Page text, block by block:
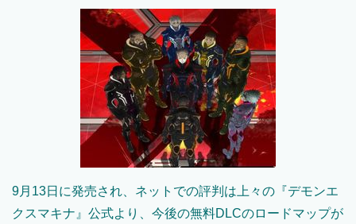
9月13日に発売され、ネットでの評判は上々の『デモンエ
クスマキナ』公式より、今後の無料DLCのロードマップが